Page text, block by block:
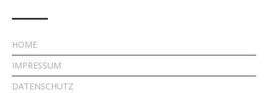
HOME
IMPRESSUM
DATENSCHUTZ